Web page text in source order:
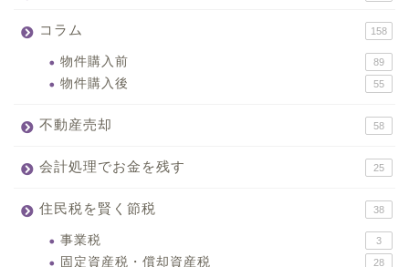
コラム 158
物件購入前 89
物件購入後 55
不動産売却 58
会計処理でお金を残す 25
住民税を賢く節税 38
事業税 3
固定資産税・償却資産税 28